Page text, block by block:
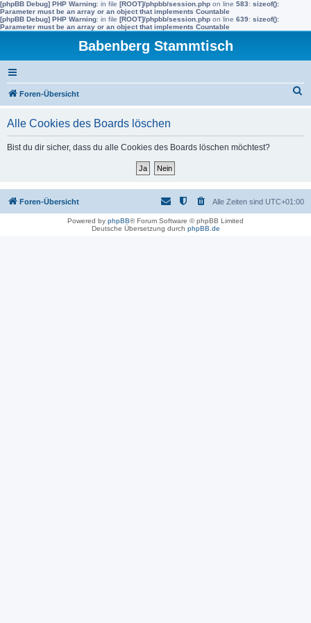
[phpBB Debug] PHP Warning: in file [ROOT]/phpbb/session.php on line 583: sizeof():
Parameter must be an array or an object that implements Countable
[phpBB Debug] PHP Warning: in file [ROOT]/phpbb/session.php on line 639: sizeof():
Parameter must be an array or an object that implements Countable
Babenberg Stammtisch
Foren-Übersicht
Alle Cookies des Boards löschen
Bist du dir sicher, dass du alle Cookies des Boards löschen möchtest?
Foren-Übersicht Alle Zeiten sind UTC+01:00
Powered by phpBB® Forum Software © phpBB Limited
Deutsche Übersetzung durch phpBB.de